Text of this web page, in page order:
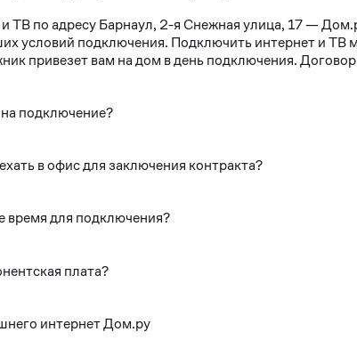
ТВ по адресу Барнаул, 2-я Снежная улица, 17 —
условий подключения. Подключить интернет и
привезет вам на дом в день подключения. Договор
на подключение?
в офис для заключения контракта?
время для подключения?
плата?
интернет Дом.ру